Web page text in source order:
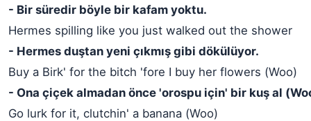
- Bir süredir böyle bir kafam yoktu.
Hermes spilling like you just walked out the shower
- Hermes duştan yeni çıkmış gibi dökülüyor.
Buy a Birk' for the bitch 'fore I buy her flowers (Woo)
- Ona çiçek almadan önce 'orospu için' bir kuş al
Go lurk for it, clutchin' a banana (Woo)